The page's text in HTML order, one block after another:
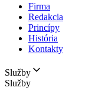
Firma
Redakcia
Princípy
História
Kontakty
Služby
Služby